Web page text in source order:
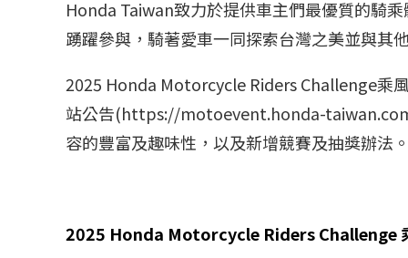
Honda Taiwan致力於提供車主們最優質的騎
踴躍參與，騎著愛車一同探索台灣之美並與其
2025 Honda Motorcycle Riders Challenge乘
站公告(https://motoevent.honda-
容的豐富及趣味性，以及新增競賽及抽獎辦法
2025 Honda Motorcycle Riders Challenge